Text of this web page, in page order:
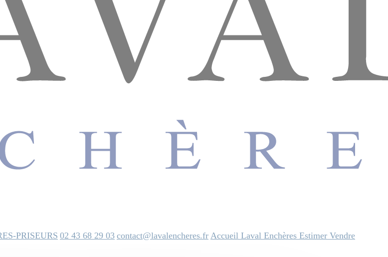
PRISEURS 02 43 68 29 03 contact@lavalencheres.fr Accueil Laval Enchères Estimer Vendre